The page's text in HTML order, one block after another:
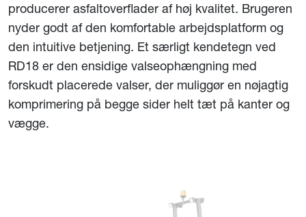
producerer asfaltoverflader af høj kvalitet. Brugeren
nyder godt af den komfortable arbejdsplatform og
den intuitive betjening. Et særligt kendetegn ved
RD18 er den ensidige valseophængning med
forskudt placerede valser, der muliggør en nøjagtig
komprimering på begge sider helt tæt på kanter og
vægge.